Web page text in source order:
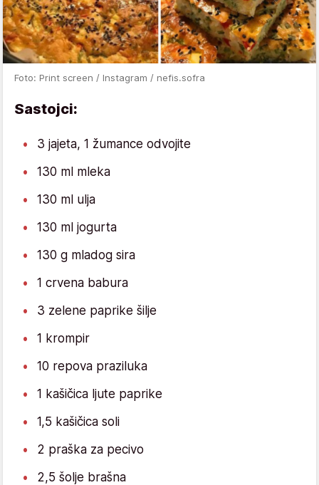
Foto: Print screen / Instagram / nefis.sofra
Sastojci:
3 jajeta, 1 žumance odvojite
130 ml mleka
130 ml ulja
130 ml jogurta
130 g mladog sira
1 crvena babura
3 zelene paprike šilje
1 krompir
10 repova praziluka
1 kašičica ljute paprike
1,5 kašičica soli
2 praška za pecivo
2,5 šolje brašna